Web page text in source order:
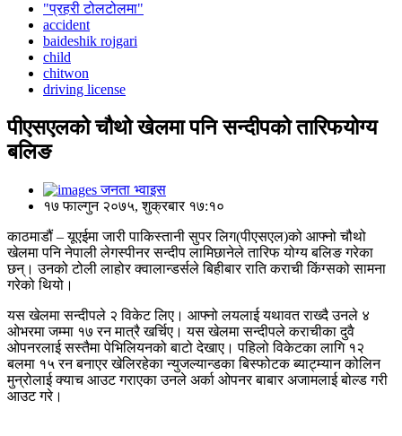
"प्रहरी टोलटोलमा"
accident
baideshik rojgari
child
chitwon
driving license
पीएसएलको चौथो खेलमा पनि सन्दीपको तारिफयोग्य
बलिङ
जनता भ्वाइस
१७ फाल्गुन २०७५, शुक्रबार १७:१०
काठमाडौं – यूएईमा जारी पाकिस्तानी सुपर लिग(पीएसएल)को आफ्नो चौथो
खेलमा पनि नेपाली लेगस्पीनर सन्दीप लामिछानेले तारिफ योग्य बलिङ गरेका
छन्। उनको टोली लाहोर क्वालान्डर्सले बिहीबार राति कराची किंग्सको सामना
गरेको थियो।
यस खेलमा सन्दीपले २ विकेट लिए। आफ्नो लयलाई यथावत राख्दै उनले ४
ओभरमा जम्मा १७ रन मात्रै खर्चिए। यस खेलमा सन्दीपले कराचीका दुवै
ओपनरलाई सस्तैमा पेभिलियनको बाटो देखाए। पहिलो विकेटका लागि १२
बलमा १५ रन बनाएर खेलिरहेका न्युजल्यान्डका बिस्फोटक ब्याट्म्यान कोलिन
मुन्रोलाई क्याच आउट गराएका उनले अर्का ओपनर बाबार अजामलाई बोल्ड गरी
आउट गरे।